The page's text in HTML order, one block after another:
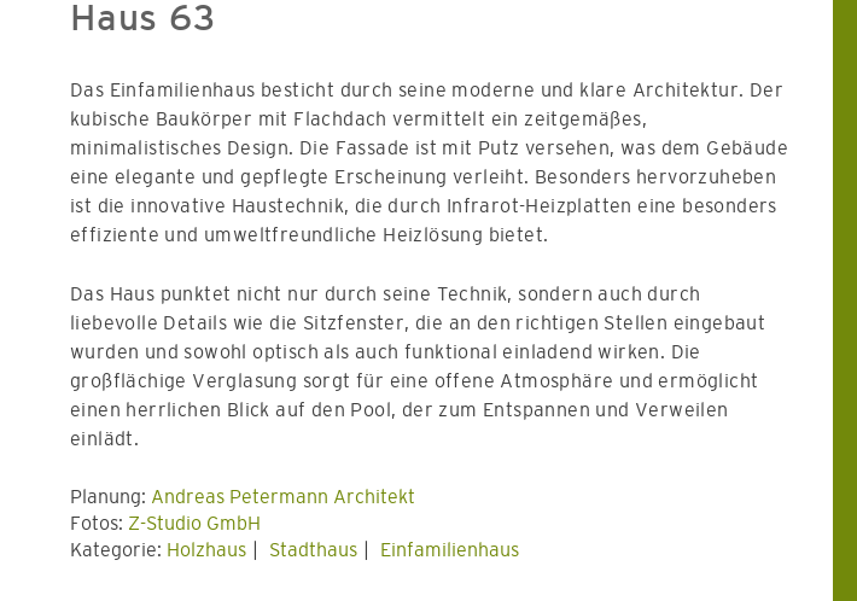
Haus 63
Das Einfamilienhaus besticht durch seine moderne und klare Architektur. Der
kubische Baukörper mit Flachdach vermittelt ein zeitgemäßes,
minimalistisches Design. Die Fassade ist mit Putz versehen, was dem Gebäude
eine elegante und gepflegte Erscheinung verleiht. Besonders hervorzuheben
ist die innovative Haustechnik, die durch Infrarot-Heizplatten eine besonders
effiziente und umweltfreundliche Heizlösung bietet.
Das Haus punktet nicht nur durch seine Technik, sondern auch durch
liebevolle Details wie die Sitzfenster, die an den richtigen Stellen eingebaut
wurden und sowohl optisch als auch funktional einladend wirken. Die
großflächige Verglasung sorgt für eine offene Atmosphäre und ermöglicht
einen herrlichen Blick auf den Pool, der zum Entspannen und Verweilen
einlädt.
Planung: Andreas Petermann Architekt
Fotos: Z-Studio GmbH
Kategorie: Holzhaus Stadthaus Einfamilienhaus